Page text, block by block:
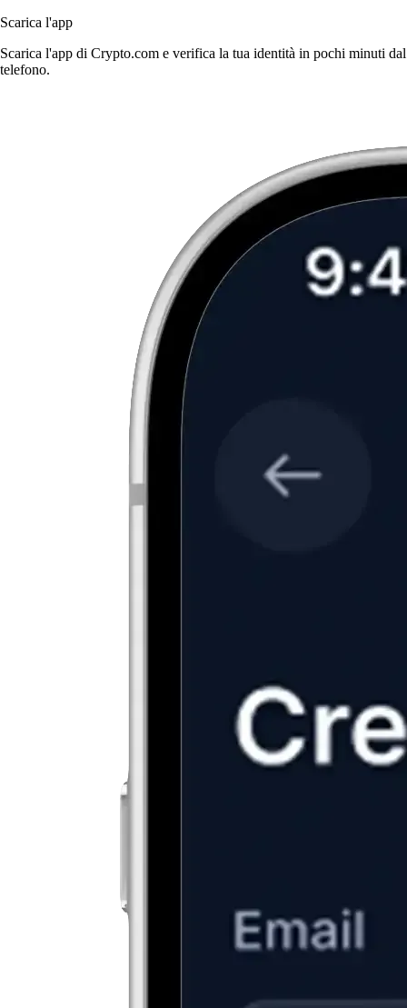
Scarica l'app
Scarica l'app di Crypto.com e verifica la tua identità in pochi minuti dal
telefono.